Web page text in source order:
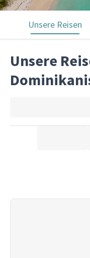
Unsere Reisen
Unsere